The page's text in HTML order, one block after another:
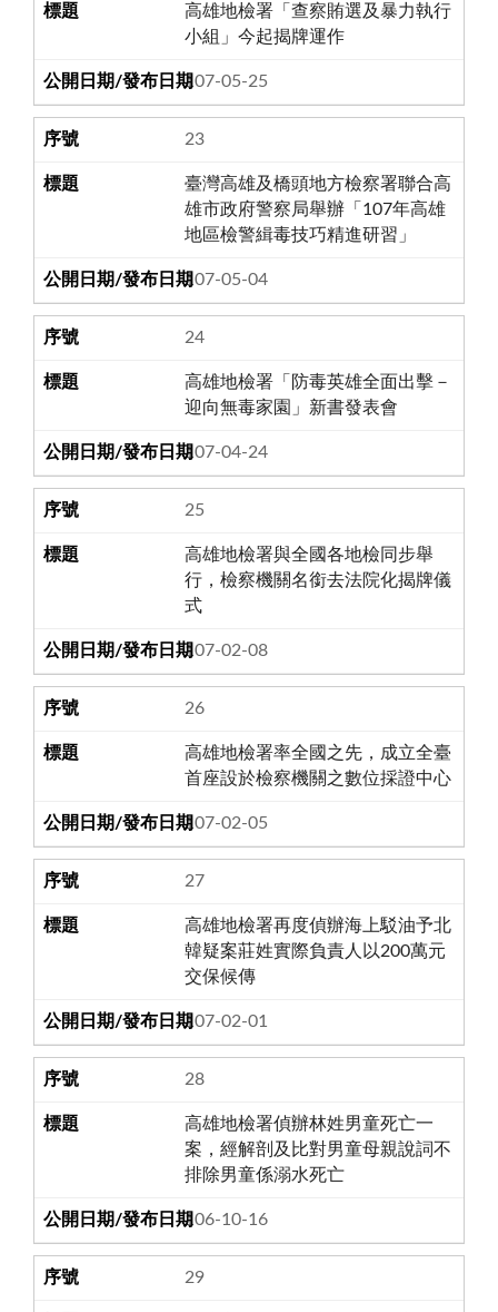
高雄地檢署「查察賄選及暴力執行
小組」今起揭牌運作
107-05-25
23
臺灣高雄及橋頭地方檢察署聯合高
雄市政府警察局舉辦「107年高雄
地區檢警緝毒技巧精進研習」
107-05-04
24
高雄地檢署「防毒英雄全面出擊－
迎向無毒家園」新書發表會
107-04-24
25
高雄地檢署與全國各地檢同步舉
行，檢察機關名銜去法院化揭牌儀
式
107-02-08
26
高雄地檢署率全國之先，成立全臺
首座設於檢察機關之數位採證中心
107-02-05
27
高雄地檢署再度偵辦海上駁油予北
韓疑案莊姓實際負責人以200萬元
交保候傳
107-02-01
28
高雄地檢署偵辦林姓男童死亡一
案，經解剖及比對男童母親說詞不
排除男童係溺水死亡
106-10-16
29